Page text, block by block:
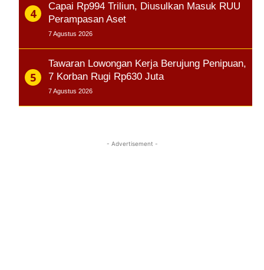
Capai Rp994 Triliun, Diusulkan Masuk RUU
Perampasan Aset
7 Agustus 2026
Tawaran Lowongan Kerja Berujung Penipuan,
7 Korban Rugi Rp630 Juta
7 Agustus 2026
- Advertisement -